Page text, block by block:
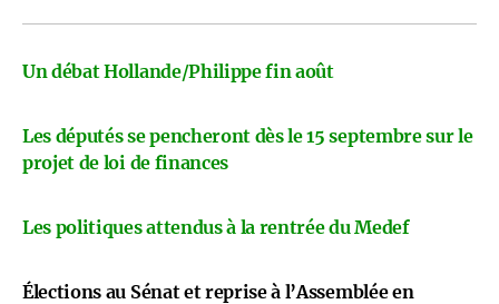
Un débat Hollande/Philippe fin août
Les députés se pencheront dès le 15 septembre sur le
projet de loi de finances
Les politiques attendus à la rentrée du Medef
Élections au Sénat et reprise à l’Assemblée en